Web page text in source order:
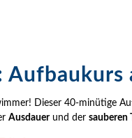
Dieser 40-minütige
Ausdauerund der sauberen